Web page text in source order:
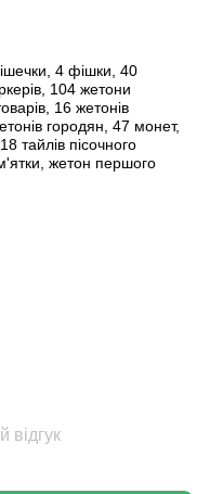
4 фішки, 40
104 жетони
16 жетонів
городян, 47 монет,
тайлів пісочного
жетон першого
відгук